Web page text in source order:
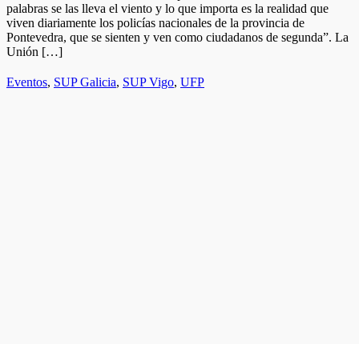
palabras se las lleva el viento y lo que importa es la realidad que
viven diariamente los policías nacionales de la provincia de
Pontevedra, que se sienten y ven como ciudadanos de segunda”. La
Unión […]
Eventos, SUP Galicia, SUP Vigo, UFP